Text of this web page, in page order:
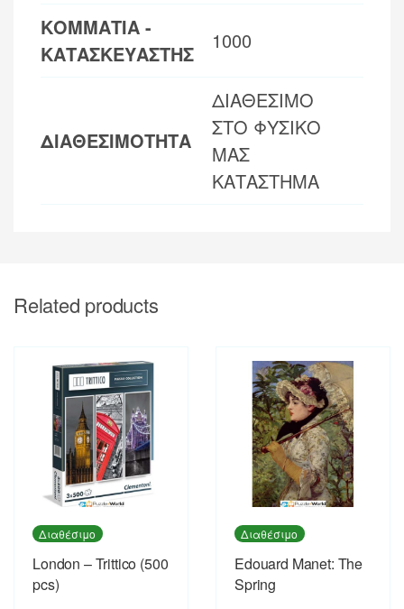
ΚΟΜΜΑΤΙΑ -
ΚΑΤΑΣΚΕΥΑΣΤΗΣ
1000
ΔΙΑΘΕΣΙΜΟΤΗΤΑ
ΔΙΑΘΕΣΙΜΟ
ΣΤΟ ΦΥΣΙΚΟ
ΜΑΣ
ΚΑΤΑΣΤΗΜΑ
Related products
Διαθέσιμο
London – Trittico (500
pcs)
Διαθέσιμο
Εdouard Manet: The
Spring